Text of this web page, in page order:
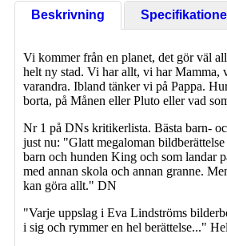
Beskrivning
Vi kommer från en planet, det gör väl
helt ny stad. Vi har allt, vi har Mamma,
varandra. Ibland tänker vi på Pappa.
borta, på Månen eller Pluto eller vad
Nr 1 på DNs kritikerlista. Bästa barn-
just nu: "Glatt megaloman
barn och hunden King och som landar
med annan skola och annan granne.
kan göra allt." DN
"Varje uppslag i Eva Lindströms
i sig och rymmer en hel berättelse..."